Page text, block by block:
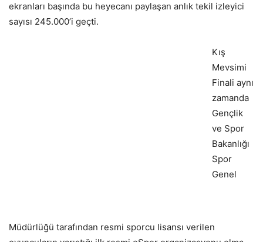
ekranları başında bu heyecanı paylaşan anlık tekil izleyici
sayısı 245.000’i geçti.
Kış
Mevsimi
Finali aynı
zamanda
Gençlik
ve Spor
Bakanlığı
Spor
Genel
Müdürlüğü tarafından resmi sporcu lisansı verilen